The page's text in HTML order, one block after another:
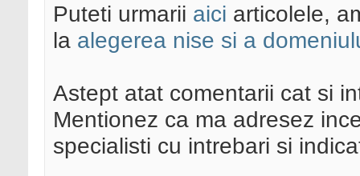
Puteti urmarii aici articolele,
la alegerea nise si a
Astept atat comentarii cat si
Mentionez ca ma adresez
specialisti cu intrebari si